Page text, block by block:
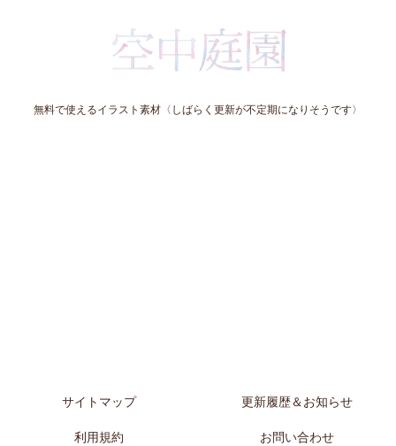
無料で使えるイラスト素材〈しばらく更新が不定期になりそうです〉
サイトマップ 更新履歴＆お知らせ
利用規約 お問い合わせ